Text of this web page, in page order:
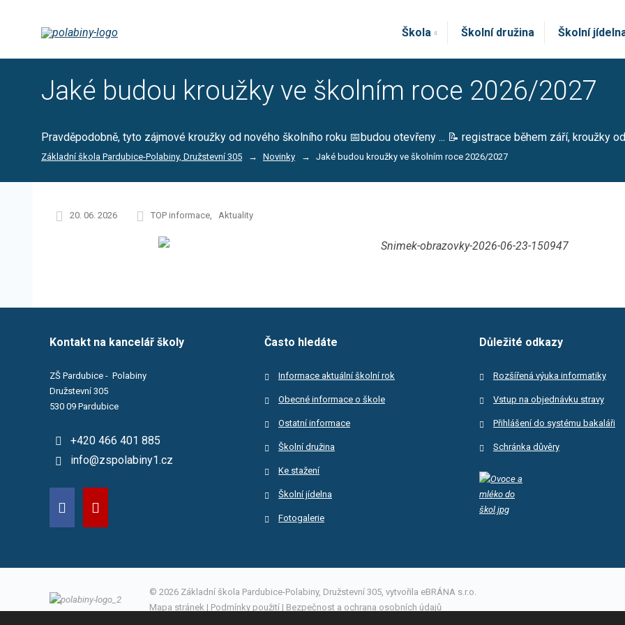
Škola Školní družina Školní
Jaké budou kroužky ve školním roce 2026/2027
Pravděpodobně, tyto zájmové kroužky od nového školního roku 📅budou otevřeny ... 📝 registrace během září, kroužky
Základní škola Pardubice-Polabiny, Družstevní 305 Novinky Jaké budou kroužky ve školním roce 2026/2027
20. 06. 2026 TOP informace Aktuality
Kontakt na kancelář školy
ZŠ Pardubice - Polabiny
Družstevní 305
530 09 Pardubice
+420 466 401 885
info@zspolabiny1.cz
Často hledáte
Informace aktuální školní rok
Obecné informace o škole
Ostatní informace
Školní družina
Ke stažení
Školní jídelna
Fotogalerie
Důležité odkazy
Rozšířená výuka informatiky
Vstup na objednávku stravy
Přihlášení do systému bakaláři
Schránka důvěry
© 2026 Základní škola Pardubice-Polabiny, Družstevní 305, vytvořila eBRÁNA s.r.o.
Mapa stránek | Podmínky použití | Bezpečnost a ochrana osobních údajů